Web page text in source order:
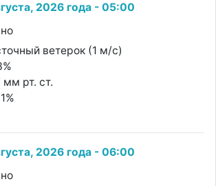
2026 года - 05:00
ветерок (1 м/с)
мм рт. ст.
2026 года - 06:00